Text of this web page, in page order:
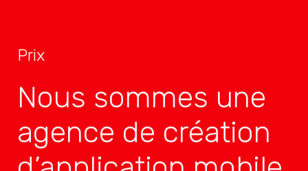
Prix
Nous sommes une
agence de création